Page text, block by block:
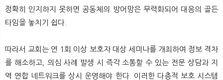
정확히 인지하지 못하면 공동체의 방어망은 무력화되어 대응의 골든
타임을 놓치기 쉽다.
따라서 교회는 연 1회 이상 보호자 대상 세미나를 개최하여 정보 격차
를 해소하고, 의심 사례 발생 시 즉각 소통할 수 있는 전문 상담과 지
역 연합 네트워크를 상시 운영해야 한다. 이러한 다층적 보호 시스템